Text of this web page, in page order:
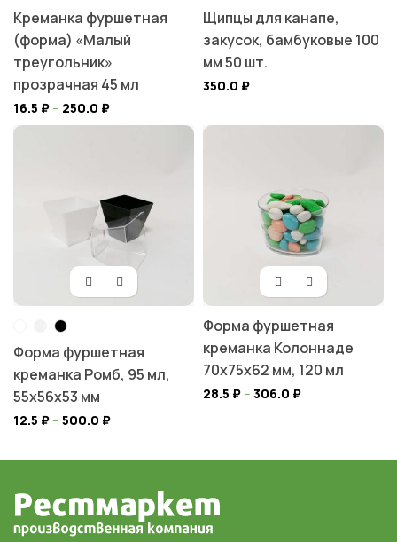
Креманка фуршетная
(форма) «Малый
треугольник»
прозрачная 45 мл
16.5 ₽– 250.0 ₽
Щипцы для канапе,
закусок, бамбуковые 100
мм 50 шт.
350.0 ₽
Форма фуршетная
креманка Ромб, 95 мл,
55х56х53 мм
12.5 ₽– 500.0 ₽
Форма фуршетная
креманка Колоннаде
70х75х62 мм, 120 мл
28.5 ₽– 306.0 ₽